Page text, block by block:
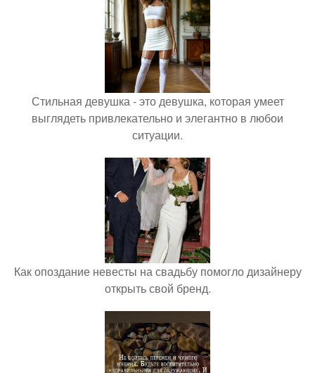
Стильная девушка - это девушка, которая умеет
выглядеть привлекательно и элегантно в любои
ситуации.
Как опоздание невесты на свадьбу помогло дизайнеру
открыть свой бренд.